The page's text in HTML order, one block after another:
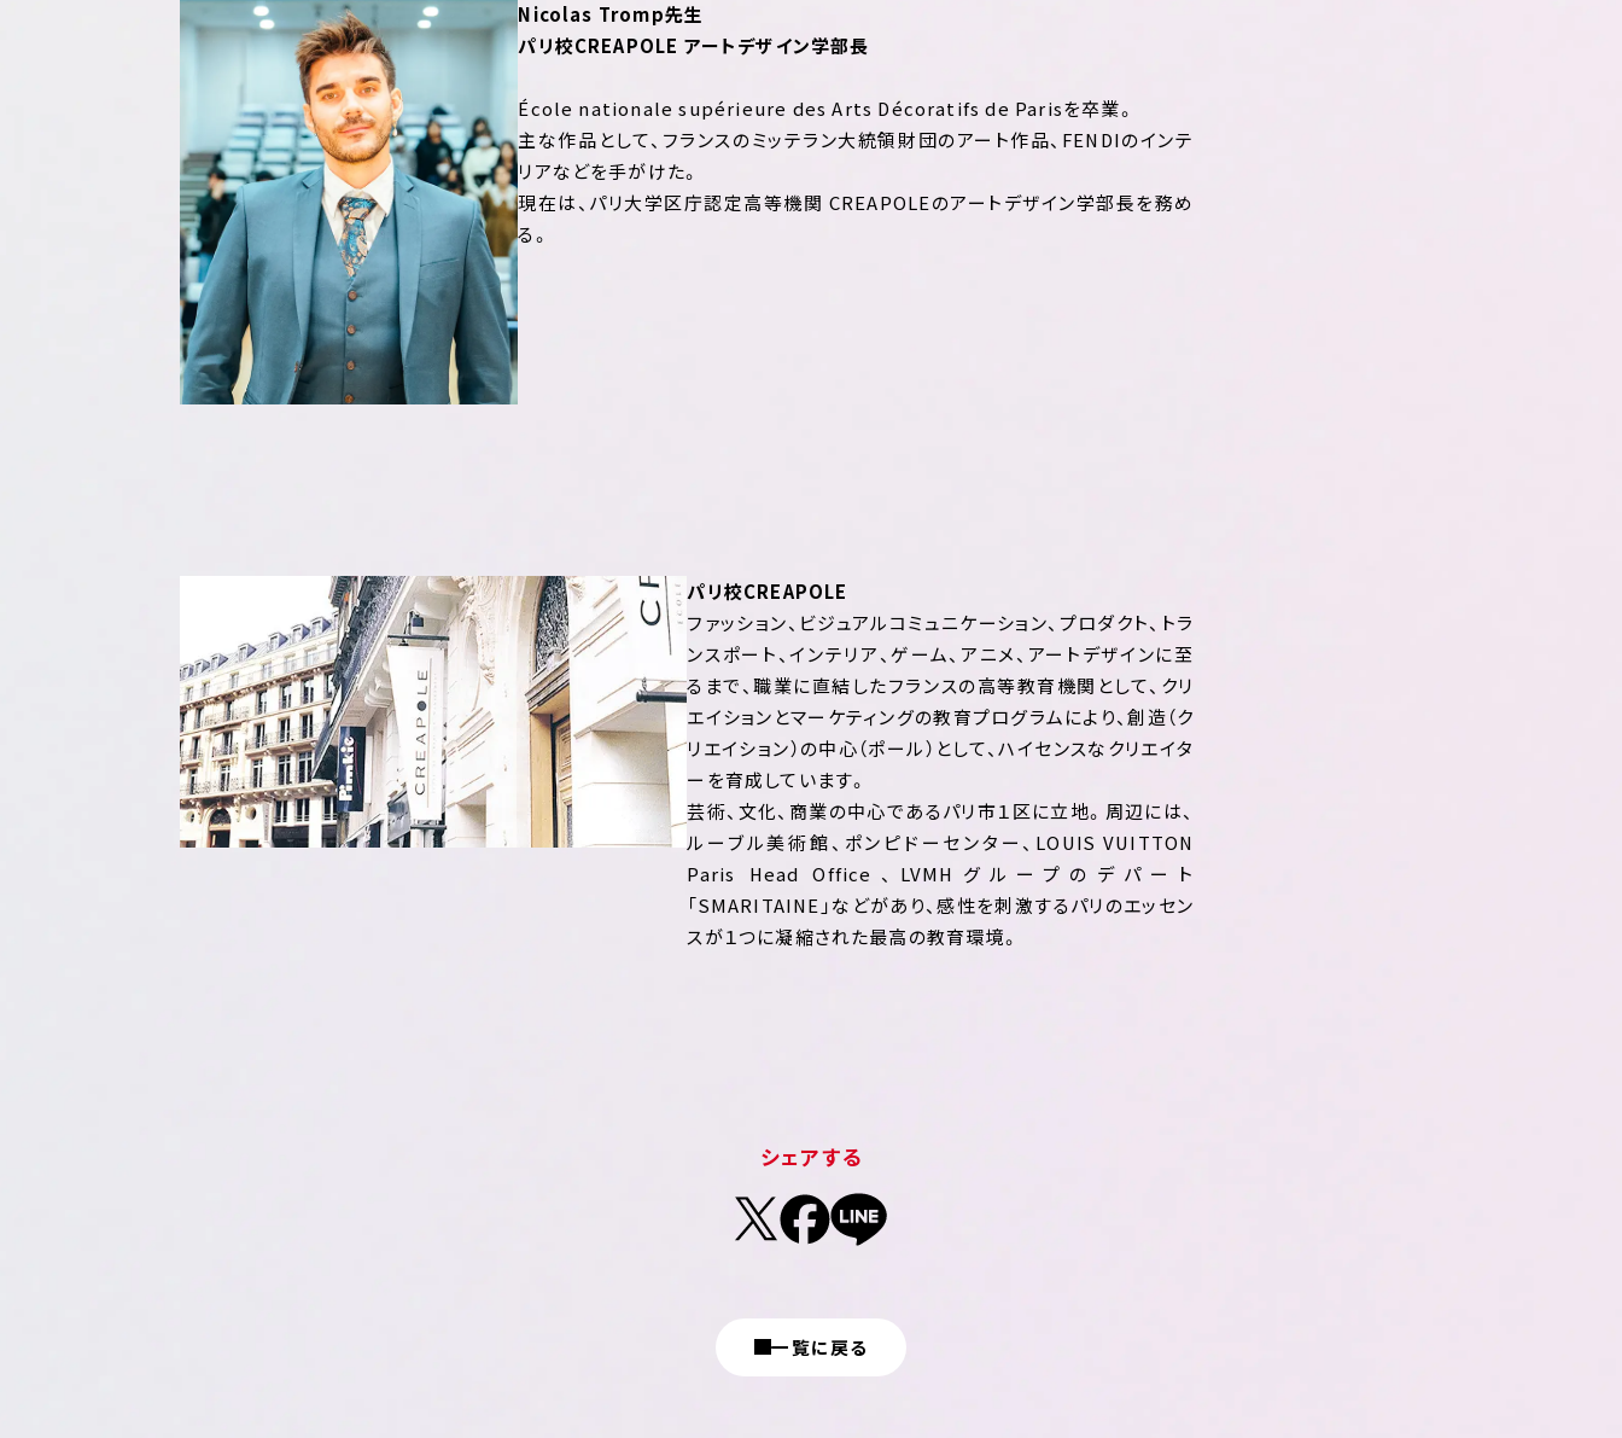
Nicolas Tromp先生
パリ校CREAPOLE アートデザイン学部長
École nationale supérieure des Arts Décoratifs de Parisを卒業。
主な作品として、フランスのミッテラン大統領財団のアート作品、FENDIのインテ
リアなどを手がけた。
現在は、パリ大学区庁認定高等機関 CREAPOLEのアートデザイン学部長を務め
る。
パリ校CREAPOLE
ファッション、ビジュアルコミュニケーション、プロダクト、トラ
ンスポート、インテリア、ゲーム、アニメ、アートデザインに至
るまで、職業に直結したフランスの高等教育機関として、クリ
エイションとマーケティングの教育プログラムにより、創造（ク
リエイション）の中心（ポール）として、ハイセンスなクリエイタ
ーを育成しています。
芸術、文化、商業の中心であるパリ市１区に立地。周辺には、
ルーブル美術館、ポンピドーセンター、LOUIS VUITTON
Paris Head Office、LVMHグループのデパート
「SMARITAINE」などがあり、感性を刺激するパリのエッセン
スが１つに凝縮された最高の教育環境。
シェアする
一覧に戻る